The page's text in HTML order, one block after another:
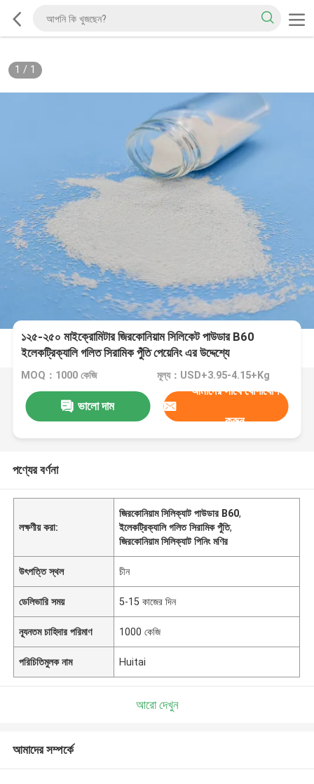
1 / 1
১২৫-২৫০ মাইক্রোমিটার জিরকোনিয়াম সিলিকেট পাউডার B60
ইলেকট্রিক্যালি গলিত সিরামিক পুঁতি পেয়েনিং এর উদ্দেশ্যে
MOQ：1000 কেজি মূল্য：USD+3.95-4.15+Kg
ভালো দাম
আমাদের সাথে যোগাযোগ
করুন
পণ্যের বর্ণনা
লক্ষণীয় করা:
জিরকোনিয়াম সিলিক্যাট পাউডার B60,
ইলেকট্রিক্যালি গলিত সিরামিক পুঁতি,
জিরকোনিয়াম সিলিক্যাট পিনিং মণির
উৎপত্তি স্থল চীন
ডেলিভারি সময় 5-15 কাজের দিন
ন্যূনতম চাহিদার পরিমাণ 1000 কেজি
পরিচিতিমুলক নাম Huitai
আরো দেখুন
আমাদের সম্পর্কে